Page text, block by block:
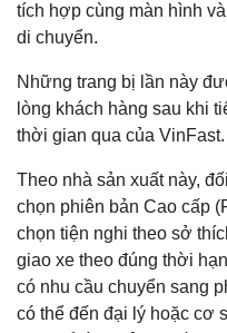
tích hợp cùng màn hình
di chuyển.
Những trang bị lần này
lòng khách hàng sau khi
thời gian qua của VinFast.
Theo nhà sản xuất này,
chọn phiên bản Cao cấp
chọn tiện nghi theo sở
giao xe theo đúng thời
có nhu cầu chuyển sang
có thể đến đại lý hoặc cơ